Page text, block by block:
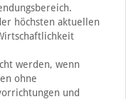
höchsten aktuellen
werden, wenn
ohne
und